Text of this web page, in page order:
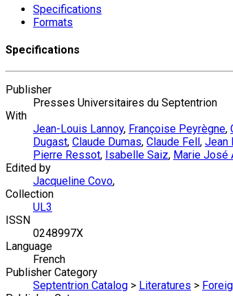
Specifications
Formats
Specifications
Publisher
Presses Universitaires du Septentrion
With
Jean-Louis Lannoy, Françoise Peyrègne,
Dugast, Claude Dumas, Claude Fell , Jean
Pierre Ressot, Isabelle Saiz, Marie José
Edited by
Jacqueline Covo,
Collection
UL3
ISSN
0248997X
Language
French
Publisher Category
Septentrion Catalog > Literatures >